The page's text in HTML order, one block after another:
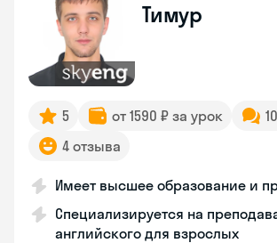
Тимур
5 от 1590 ₽ за урок
4 отзыва
Имеет высшее образование и
Специализируется на
английского для взрослых